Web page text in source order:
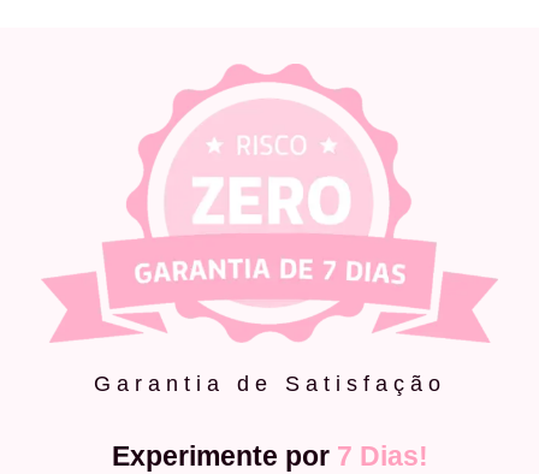
Garantia de Satisfação
Experimente por 7 Dias!